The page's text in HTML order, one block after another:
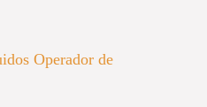
Operador de